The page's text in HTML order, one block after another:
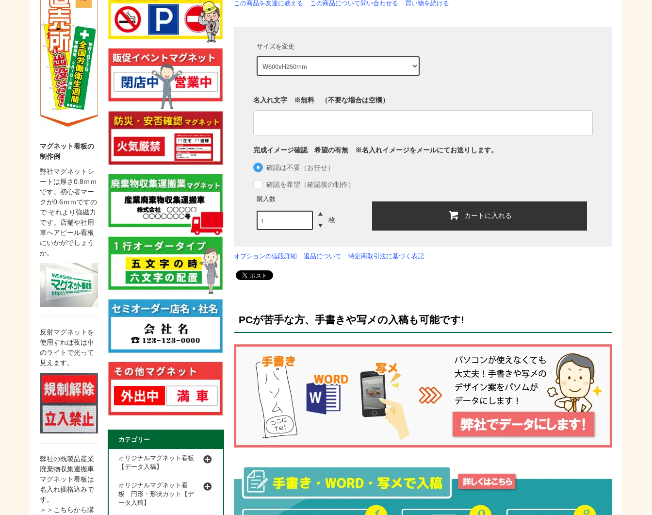
マグネット看板の
制作例
弊社マグネットシ
ートは厚さ0.8ｍｍ
です。初心者マー
クが0.6ｍｍですの
で それより強磁力
です。店舗や社用
車へアピール看板
にいかがでしょう
か。
反射マグネットを
使用すれば夜は車
のライトで光って
見えます。
弊社の既製品産業
廃棄物収集運搬車
マグネット看板は
名入れ価格込みで
す。
＞＞こちらから購
この商品を友達に教える この商品について問い合わせる 買い物を続ける
サイズを変更
名入れ文字 ※無料 （不要な場合は空欄）
完成イメージ確認 希望の有無 ※名入れイメージをメールにてお送りします。
確認は不要（お任せ）
確認を希望（確認後の制作）
購入数
枚 カートに入れる
オプションの値段詳細 返品について 特定商取引法に基づく表記
PCが苦手な方、手書きや写メの入稿も可能です!
カテゴリー
オリジナルマグネット看板
【データ入稿】
オリジナルマグネット看
板 円形・形状カット【デ
ータ入稿】